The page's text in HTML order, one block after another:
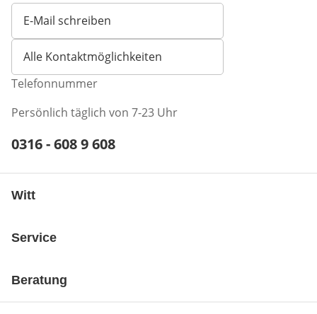
E-Mail schreiben
Öffnet E-Mail-Client
Alle Kontaktmöglichkeiten
Telefonnummer
Persönlich täglich von 7-23 Uhr
Telefonnummer:
0316 - 608 9 608
Witt
Service
Beratung